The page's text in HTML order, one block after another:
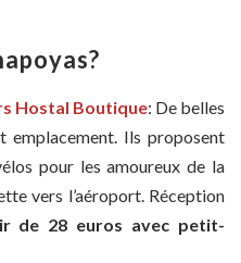
Hostal Boutique: De belles
emplacement. Ils proposent
pour les amoureux de la
vers l’aéroport. Réception
de 28 euros avec petit-